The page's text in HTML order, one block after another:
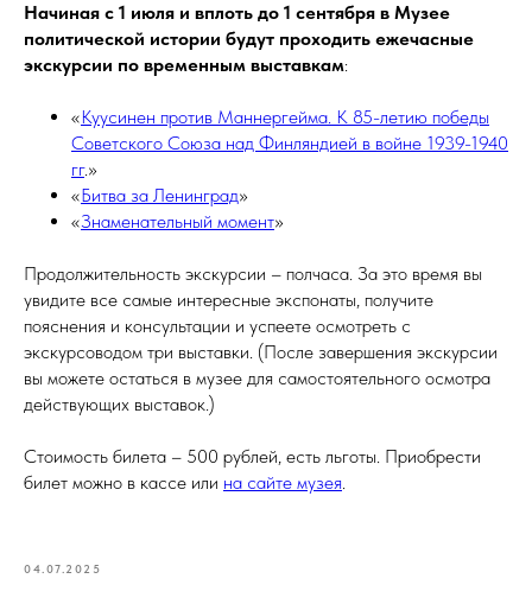
Начиная с 1 июля и вплоть до 1 сентября в Музее
политической истории будут проходить ежечасные
экскурсии по временным выставкам:
«Куусинен против Маннергейма. К 85-летию победы
Советского Союза над Финляндией в войне 1939-1940
гг.»
«Битва за Ленинград»
«Знаменательный момент»
Продолжительность экскурсии – полчаса. За это время вы
увидите все самые интересные экспонаты, получите
пояснения и консультации и успеете осмотреть с
экскурсоводом три выставки. (После завершения экскурсии
вы можете остаться в музее для самостоятельного осмотра
действующих выставок.)
Стоимость билета – 500 рублей, есть льготы. Приобрести
билет можно в кассе или на сайте музея.
04.07.2025